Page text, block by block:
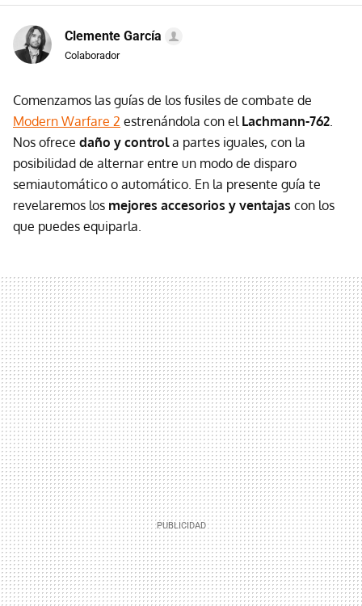
Clemente García
Colaborador
Comenzamos las guías de los fusiles de combate de
Modern Warfare 2 estrenándola con el Lachmann-762
Nos ofrece daño y controla partes iguales, con la
posibilidad de alternar entre un modo de disparo
semiautomático o automático. En la presente guía te
revelaremos los mejores accesorios y ventajas con los
que puedes equiparla.